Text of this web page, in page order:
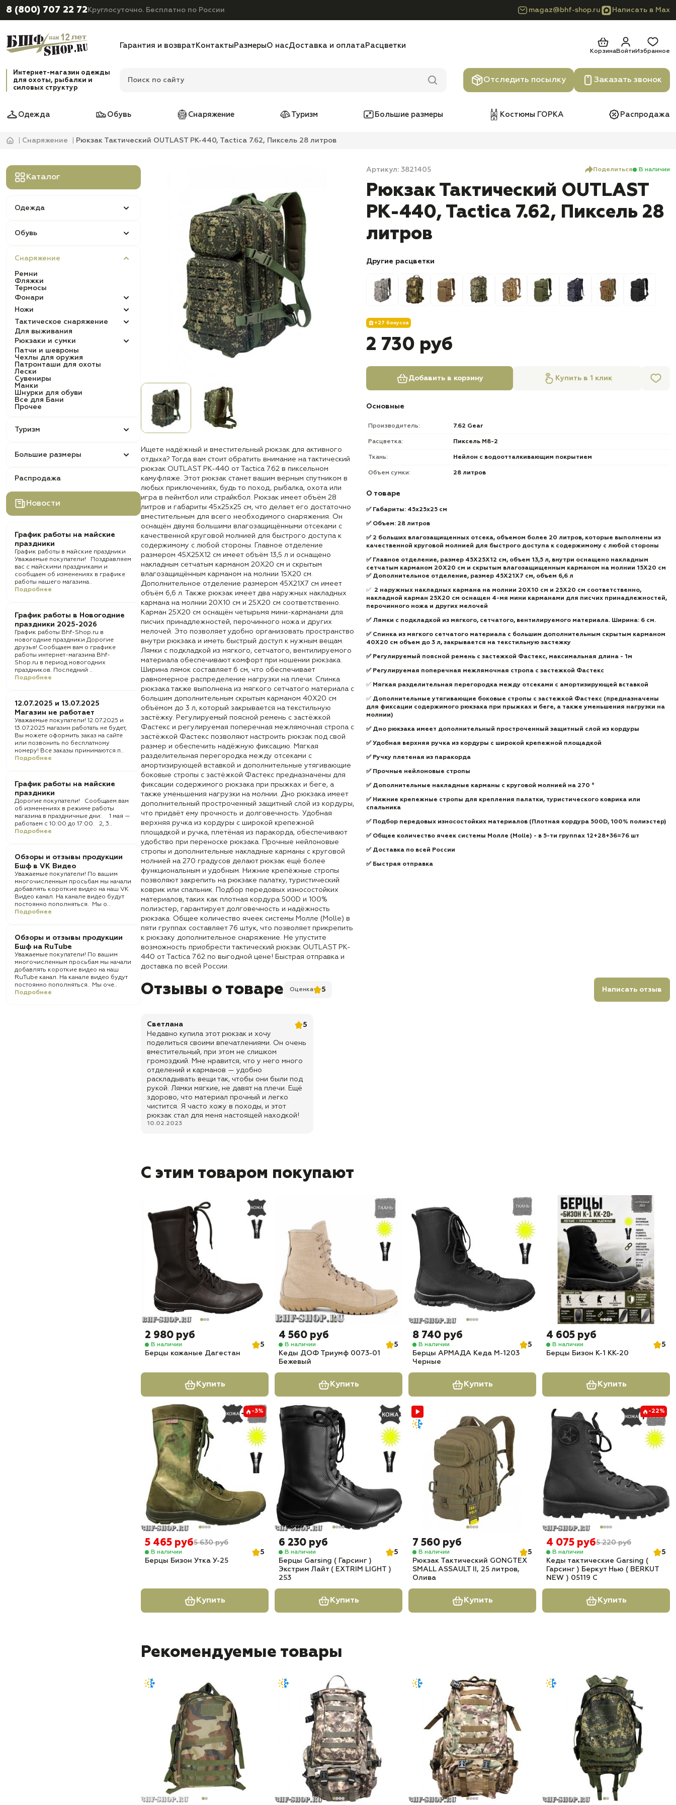
8 (800) 707 22 72 Круглосуточно. Бесплатно по России magaz@bhf-shop.ru Написать в Max
Гарантия и возврат Контакты РазмерыО насДоставка и оплата Расцветки
КорзинаВойти Избранное
Интернет-магазин одежды
для охоты, рыбалки и
силовых структур
Отследить посылку Заказать звонок
Одежда Обувь Снаряжение Туризм Большие размеры Костюмы ГОРКА Распродажа
Снаряжение Рюкзак Тактический OUTLAST PK-440, Tactica 7.62, Пиксель 28 литров
Каталог
Одежда
Обувь
Снаряжение
Ремни
Фляжки
Термосы
Фонари
Ножи
Тактическое снаряжение
Для выживания
Рюкзаки и сумки
Патчи и шевроны
Чехлы для оружия
Патронташи для охоты
Лески
Сувениры
Манки
Шнурки для обуви
Все для Бани
Прочее
Туризм
Большие размеры
Распродажа
Новости
График работы на майские
праздники
График работы в майские праздники
Уважаемые покупатели! Поздравляем
вас с майскими праздниками и
сообщаем об изменениях в графике
работы нашего магазина..
Подробнее
График работы в Новогодние
праздники 2025-2026
График работы Bhf-Shop.ru в
новогодние праздники Дорогие
друзья! Сообщаем вам о графике
работы интернет-магазина Bhf-
Shop.ru в период новогодних
праздников. Последний ..
Подробнее
12.07.2025 и 13.07.2025
Магазин не работает
Уважаемые покупатели! 12.07.2025 и
13.07.2025 магазин работать не будет,
Вы можете оформить заказ на сайте
или позвонить по бесплатному
номеру! Все заказы принимаются п..
Подробнее
График работы на майские
праздники
Дорогие покупатели! Сообщаем вам
об изменениях в режиме работы
магазина в праздничные дни: 1 мая —
работаем с 10:00 до 17:00. 2, 3..
Подробнее
Обзоры и отзывы продукции
Бшф в VK Видео
Уважаемые покупатели! По вашим
многочисленным просьбам мы начали
добавлять короткие видео на наш VK
Видео канал. На канале видео будут
постоянно пополняться. Мы о..
Подробнее
Обзоры и отзывы продукции
Бшф на RuTube
Уважаемые покупатели! По вашим
многочисленным просьбам мы начали
добавлять короткие видео на наш
RuTube канал. На канале видео будут
постоянно пополняться. Мы оче..
Подробнее
Ищете надёжный и вместительный рюкзак для активного
отдыха? Тогда вам стоит обратить внимание на тактический
рюкзак OUTLAST PK-440 от Tactica 7.62 в пиксельном
камуфляже. Этот рюкзак станет вашим верным спутником в
любых приключениях, будь то поход, рыбалка, охота или
игра в пейнтбол или страйкбол. Рюкзак имеет объём 28
литров и габариты 45x25x25 см, что делает его достаточно
вместительным для всего необходимого снаряжения. Он
оснащён двумя большими влагозащищёнными отсеками с
качественной круговой молнией для быстрого доступа к
содержимому с любой стороны. Главное отделение
размером 45Х25Х12 см имеет объём 13,5 л и оснащено
накладным сетчатым карманом 20Х20 см и скрытым
влагозащищённым карманом на молнии 15Х20 см.
Дополнительное отделение размером 45Х21Х7 см имеет
объём 6,6 л. Также рюкзак имеет два наружных накладных
кармана на молнии 20Х10 см и 25Х20 см соответственно.
Карман 25Х20 см оснащён четырьмя мини-карманами для
писчих принадлежностей, перочинного ножа и других
мелочей. Это позволяет удобно организовать пространство
внутри рюкзака и иметь быстрый доступ к нужным вещам.
Лямки с подкладкой из мягкого, сетчатого, вентилируемого
материала обеспечивают комфорт при ношении рюкзака.
Ширина лямок составляет 6 см, что обеспечивает
равномерное распределение нагрузки на плечи. Спинка
рюкзака также выполнена из мягкого сетчатого материала с
большим дополнительным скрытым карманом 40Х20 см
объёмом до 3 л, который закрывается на текстильную
застёжку. Регулируемый поясной ремень с застёжкой
Фастекс и регулируемая поперечная межлямочная стропа с
застёжкой Фастекс позволяют настроить рюкзак под свой
размер и обеспечить надёжную фиксацию. Мягкая
разделительная перегородка между отсеками с
амортизирующей вставкой и дополнительные утягивающие
боковые стропы с застёжкой Фастекс предназначены для
фиксации содержимого рюкзака при прыжках и беге, а
также уменьшения нагрузки на молнии. Дно рюкзака имеет
дополнительный простроченный защитный слой из кордуры,
что придаёт ему прочность и долговечность. Удобная
верхняя ручка из кордуры с широкой крепежной
площадкой и ручка, плетёная из паракорда, обеспечивают
удобство при переноске рюкзака. Прочные нейлоновые
стропы и дополнительные накладные карманы с круговой
молнией на 270 градусов делают рюкзак ещё более
функциональным и удобным. Нижние крепёжные стропы
позволяют закрепить на рюкзаке палатку, туристический
коврик или спальник. Подбор передовых износостойких
материалов, таких как плотная кордура 500D и 100%
полиэстер, гарантирует долговечность и надёжность
рюкзака. Общее количество ячеек системы Молле (Molle) в
пяти группах составляет 76 штук, что позволяет прикрепить
к рюкзаку дополнительное снаряжение. Не упустите
возможность приобрести тактический рюкзак OUTLAST PK-
440 от Tactica 7.62 по выгодной цене! Быстрая отправка и
доставка по всей России.
Артикул: 3821405 Поделиться В наличии
Рюкзак Тактический OUTLAST
PK-440, Tactica 7.62, Пиксель 28
литров
Другие расцветки
+27 бонусов
2 730 руб
Добавить в корзину Купить в 1 клик
Основные
Производитель: 7.62 Gear
Расцветка: Пиксель М8-2
Ткань: Нейлон с водоотталкивающим покрытием
Объем сумки: 28 литров
О товаре
✅Габариты: 45x25x25 см
✅Объем: 28 литров
✅2 больших влагозащищенных отсека, объемом более 20 литров, которые выполнены из
качественной круговой молнией для быстрого доступа к содержимому с любой стороны
✅Главное отделение, размер 45Х25Х12 см, объем 13,5 л, внутри оснащено накладным
сетчатым карманом 20Х20 см и скрытым влагозащищенным карманом на молнии 15Х20 см
✅Дополнительное отделение, размер 45Х21Х7 см, объем 6,6 л
✅ 2 наружных накладных кармана на молнии 20Х10 см и 25Х20 см соответственно,
накладной карман 25Х20 см оснащен 4-мя мини карманами для писчих принадлежностей,
перочинного ножа и других мелочей
✅Лямки с подкладкой из мягкого, сетчатого, вентилируемого материала. Ширина: 6 см.
✅Спинка из мягкого сетчатого материала с большим дополнительным скрытым карманом
40Х20 см объем до 3 л, закрывается на текстильную застежку
✅Регулируемый поясной ремень с застежкой Фастекс, максимальная длина - 1м
✅Регулируемая поперечная межлямочная стропа с застежкой Фастекс
✅ Мягкая разделительная перегородка между отсеками с амортизирующей вставкой
✅ Дополнительные утягивающие боковые стропы с застежкой Фастекс (предназначены
для фиксации содержимого рюкзака при прыжках и беге, а также уменьшения нагрузки на
молнии)
✅Дно рюкзака имеет дополнительный простроченный защитный слой из кордуры
✅Удобная верхняя ручка из кордуры с широкой крепежной площадкой
✅Ручку плетеная из паракорда
✅Прочные нейлоновые стропы
✅Дополнительные накладные карманы с круговой молнией на 270 °
✅Нижние крепежные стропы для крепления палатки, туристического коврика или
спальника
✅Подбор передовых износостойких материалов (Плотная кордура 500D, 100% полиэстер)
✅Общее количество ячеек системы Молле (Molle) - в 5-ти группах 12+28+36=76 шт
✅Доставка по всей России
✅Быстрая отправка
Отзывы о товаре Оценка 5 Написать отзыв
Светлана
5
Недавно купила этот рюкзак и хочу
поделиться своими впечатлениями. Он очень
вместительный, при этом не слишком
громоздкий. Мне нравится, что у него много
отделений и карманов — удобно
раскладывать вещи так, чтобы они были под
рукой. Лямки мягкие, не давят на плечи. Ещё
здорово, что материал прочный и легко
чистится. Я часто хожу в походы, и этот
рюкзак стал для меня настоящей находкой!
10.02.2023
С этим товаром покупают
2 980 руб
В наличии
5
Берцы кожаные Дагестан
Купить
4 560 руб
В наличии
5
Кеды ДОФ Триумф 0073-01
Бежевый
Купить
8 740 руб
В наличии
5
Берцы АРМАДА Кеда М-1203
Черные
Купить
4 605 руб
В наличии
5
Берцы Бизон К-1 КК-20
Купить
-3%
5 465 руб5 630 руб
В наличии
5
Берцы Бизон Утка У-25
Купить
6 230 руб
В наличии
5
Берцы Garsing ( Гарсинг )
Экстрим Лайт ( EXTRIM LIGHT )
253
Купить
7 560 руб
В наличии
5
Рюкзак Тактический GONGTEX
SMALL ASSAULT II, 25 литров,
Олива
Купить
-22%
4 075 руб5 220 руб
В наличии
5
Кеды тактические Garsing (
Гарсинг ) Беркут Нью ( BERKUT
NEW ) 05119 C
Купить
Рекомендуемые товары